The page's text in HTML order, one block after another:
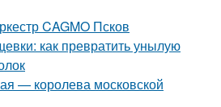
CAGMO Псков
как превратить унылую
— королева московской